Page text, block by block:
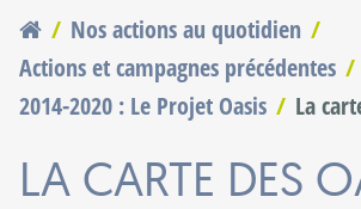
Vous êtes ici
Nos actions au quotidien
Actions et campagnes précédentes
2014-2020 : Le Projet Oasis
La
LA CARTE DES